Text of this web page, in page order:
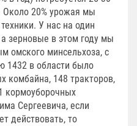
Около 20% урожая мы
У нас на один
зерновые в этом году мы
омского минсельхоза, с
1432 в области было
комбайна, 148 тракторов,
кормоуборочных
Сергеевича, если
действовать, то